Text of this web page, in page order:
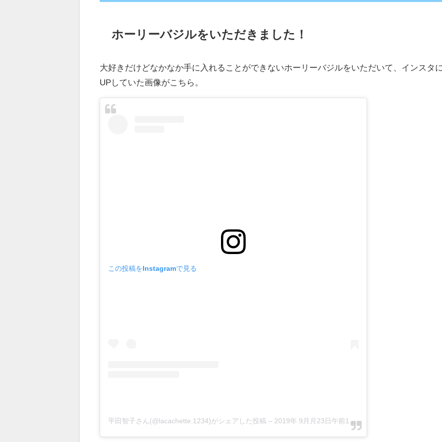
ホーリーバジルをいただきました！
大好きだけどなかなか手に入れることができないホーリーバジルをいただいて、インスタ
UPしていた画像がこちら。
この投稿をInstagramで見る
平田智子さん(@lacachette.1234)がシェアした投稿 – 2019年 9月月23日午前12時01分PDT